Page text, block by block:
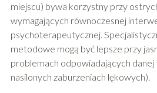
miejscu) bywa korzystny przy
wymagających równoczesnej
psychoterapeutycznej.
metodowe mogą być lepsze przy
problemach odpowiadających danej
nasilonych zaburzeniach lękowych).